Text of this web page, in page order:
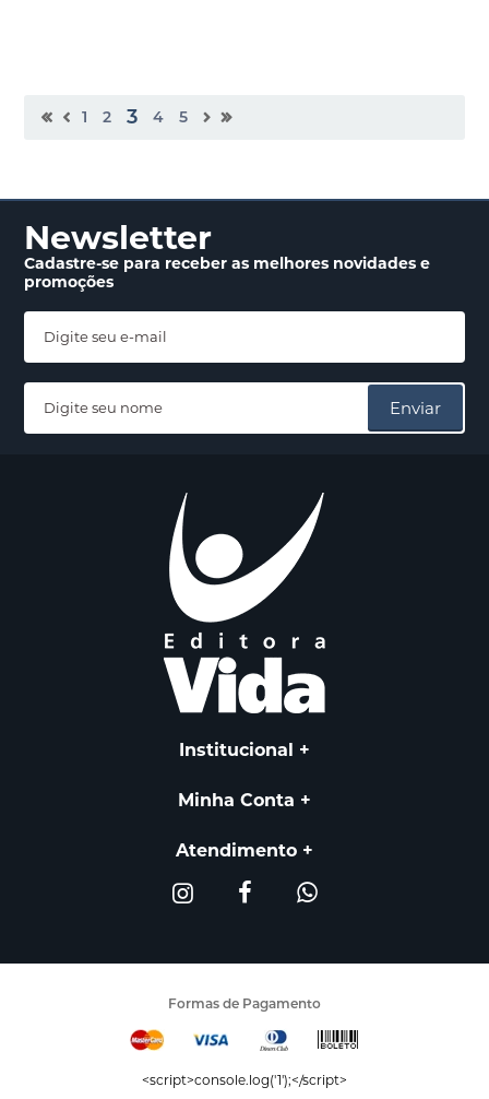
1 2 3 4 5
Newsletter
Cadastre-se para receberas melhores novidadese
promoções
Enviar
Institucional
Minha Conta
Atendimento
Formas de Pagamento
<script>console.log('1');</script>